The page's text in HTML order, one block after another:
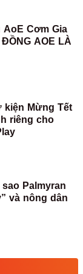
AoE Cơm Gia
AOE LÀ
kiện Mừng Tết
riêng cho
Palmyran
và nông dân